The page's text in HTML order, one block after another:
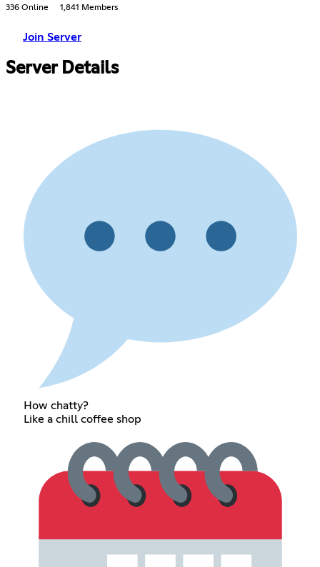
336 Online 1,841 Members
Join Server
Server Details
How chatty?
Like a chill coffee shop